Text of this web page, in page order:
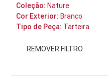
Coleção: Nature
Cor Exterior: Branco
Tipo de Peça: Tarteira
REMOVER FILTRO